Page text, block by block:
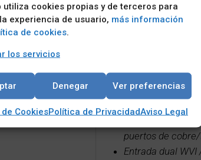
utiliza cookies propias y de terceros para
experiencia de usuario, más información
de cookies.
los servicios
Denegar Ver preferencias
CookiesPolítica de PrivacidadAviso Legal
IEC 61375-3-4
para trabajar
Archivo de
Registro de
predeterminado
2DO.
Protección de
puertos de
Entrada dual